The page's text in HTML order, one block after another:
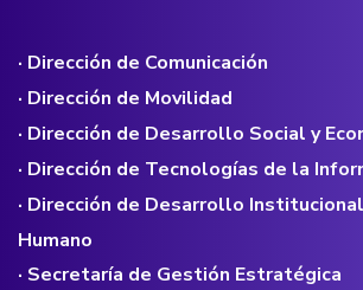
· Dirección de Comunicación
· Dirección de Movilidad
· Dirección de Desarrollo Social y
· Dirección de Tecnologías de la
· Dirección de Desarrollo
Humano
· Secretaría de Gestión Estratégica